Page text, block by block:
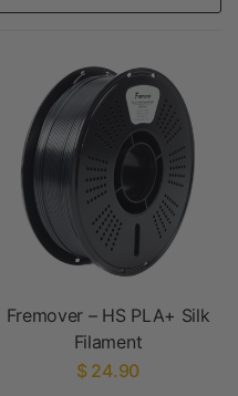
Fremover – HS PLA+ Silk
Filament
$ 24.90